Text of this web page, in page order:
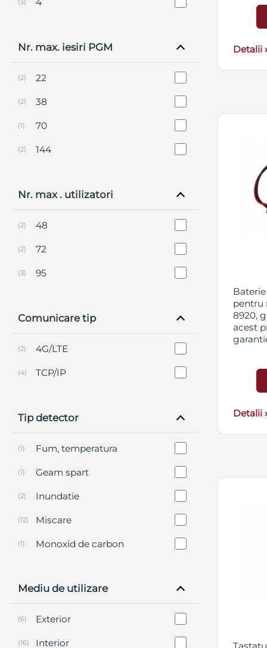
(3)
Nr. max. iesiri PGM
22
(2)
38
(2)
70
(1)
144
(2)
Nr. max . utilizatori
48
(2)
72
(2)
95
(3)
Comunicare tip
4G/LTE
(2)
TCP/IP
(4)
Tip detector
Fum, temperatura
(1)
Geam spart
(1)
Inundatie
(2)
Miscare
(12)
Monoxid de carbon
(1)
Vibratii
(1)
Mediu de utilizare
Exterior
(6)
Interior
(16)
Detalii
Baterie
pentru
8920,
acest
Detalii